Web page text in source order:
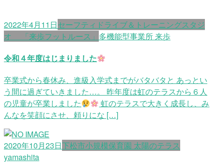
2022年4月11日セーフティドライブ＆トレーニングスタジ
オ 「来歩フットルース」 多機能型事業所 来歩
令和４年度はじまりました
卒業式から春休み、進級入学式までがバタバタと あっとい
う間に過ぎていきました…。 昨年度は虹のテラスから６人
の児童が卒業しました
虹のテラスで大きく成長し、み
んなを笑顔にさせ、頼りにな […]
2020年10月23日下松市小規模保育園 太陽のテラス
yamashita